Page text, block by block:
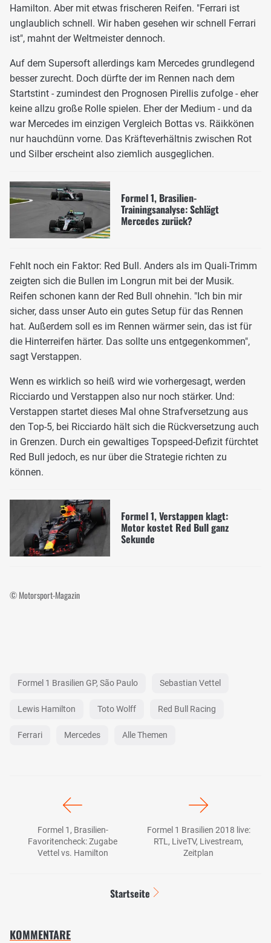
Hamilton. Aber mit etwas frischeren Reifen. "Ferrari ist
unglaublich schnell. Wir haben gesehen wir schnell Ferrari
ist", mahnt der Weltmeister dennoch.
Auf dem Supersoft allerdings kam Mercedes grundlegend
besser zurecht. Doch dürfte der im Rennen nach dem
Startstint - zumindest den Prognosen Pirellis zufolge - eher
keine allzu große Rolle spielen. Eher der Medium - und da
war Mercedes im einzigen Vergleich Bottas vs. Räikkönen
nur hauchdünn vorne. Das Kräfteverhältnis zwischen Rot
und Silber erscheint also ziemlich ausgeglichen.
Formel 1, Brasilien-
Trainingsanalyse: Schlägt
Mercedes zurück?
Fehlt noch ein Faktor: Red Bull. Anders als im Quali-Trimm
zeigten sich die Bullen im Longrun mit bei der Musik.
Reifen schonen kann der Red Bull ohnehin. "Ich bin mir
sicher, dass unser Auto ein gutes Setup für das Rennen
hat. Außerdem soll es im Rennen wärmer sein, das ist für
die Hinterreifen härter. Das sollte uns entgegenkommen",
sagt Verstappen.
Wenn es wirklich so heiß wird wie vorhergesagt, werden
Ricciardo und Verstappen also nur noch stärker. Und:
Verstappen startet dieses Mal ohne Strafversetzung aus
den Top-5, bei Ricciardo hält sich die Rückversetzung auch
in Grenzen. Durch ein gewaltiges Topspeed-Defizit fürchtet
Red Bull jedoch, es nur über die Strategie richten zu
können.
Formel 1, Verstappen klagt:
Motor kostet Red Bull ganz
Sekunde
© Motorsport-Magazin
Formel 1 Brasilien GP, São Paulo Sebastian Vettel
Lewis Hamilton Toto Wolff Red Bull Racing
Ferrari Mercedes Alle Themen
Formel 1, Brasilien-
Favoritencheck: Zugabe
Vettel vs. Hamilton
Formel 1 Brasilien 2018 live:
RTL, LiveTV, Livestream,
Zeitplan
Startseite
KOMMENTARE